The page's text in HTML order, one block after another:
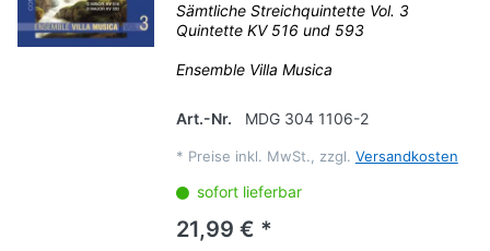
Sämtliche Streichquintette Vol. 3
Quintette KV 516 und 593
Ensemble Villa Musica
Art.-Nr. MDG 304 1106-2
* Preise inkl. MwSt., zzgl. Versandkosten
sofort lieferbar
21,99 € *